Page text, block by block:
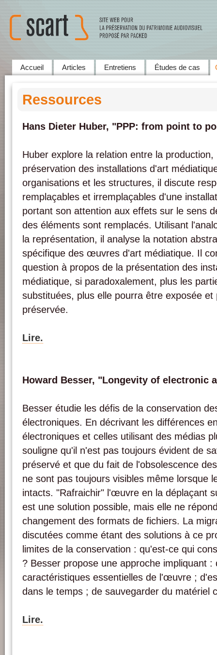
Accueil Articles Entretiens Études de cas
Ressources
Hans Dieter Huber, "PPP: from point to
Huber explore la relation entre la
préservation des installations d'art
organisations et les structures, il discute
remplaçables et irremplaçables d'une
portant son attention aux effets sur le sens
des éléments sont remplacés. Utilisant
la représentation, il analyse la notation
spécifique des œuvres d'art médiatique. Il
question à propos de la présentation des
médiatique, si paradoxalement, plus les
substituées, plus elle pourra être exposée
préservée.
Lire.
Howard Besser, "Longevity of electronic
Besser étudie les défis de la conservation
électroniques. En décrivant les différences
électroniques et celles utilisant des médias
souligne qu'il n'est pas toujours évident de
préservé et que du fait de l'obsolescence
ne sont pas toujours visibles même lorsque
intacts. "Rafraichir" l'œuvre en la déplaçant
est une solution possible, mais elle ne
changement des formats de fichiers. La
discutées comme étant des solutions à ce
limites de la conservation : qu'est-ce qui
? Besser propose une approche impliquant :
caractéristiques essentielles de l'œuvre ;
dans le temps ; de sauvegarder du matériel
Lire.